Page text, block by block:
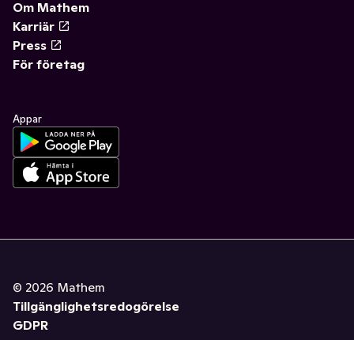
Om Mathem
Karriär
Press
För företag
Appar
© 2026 Mathem
Tillgänglighetsredogörelse
GDPR